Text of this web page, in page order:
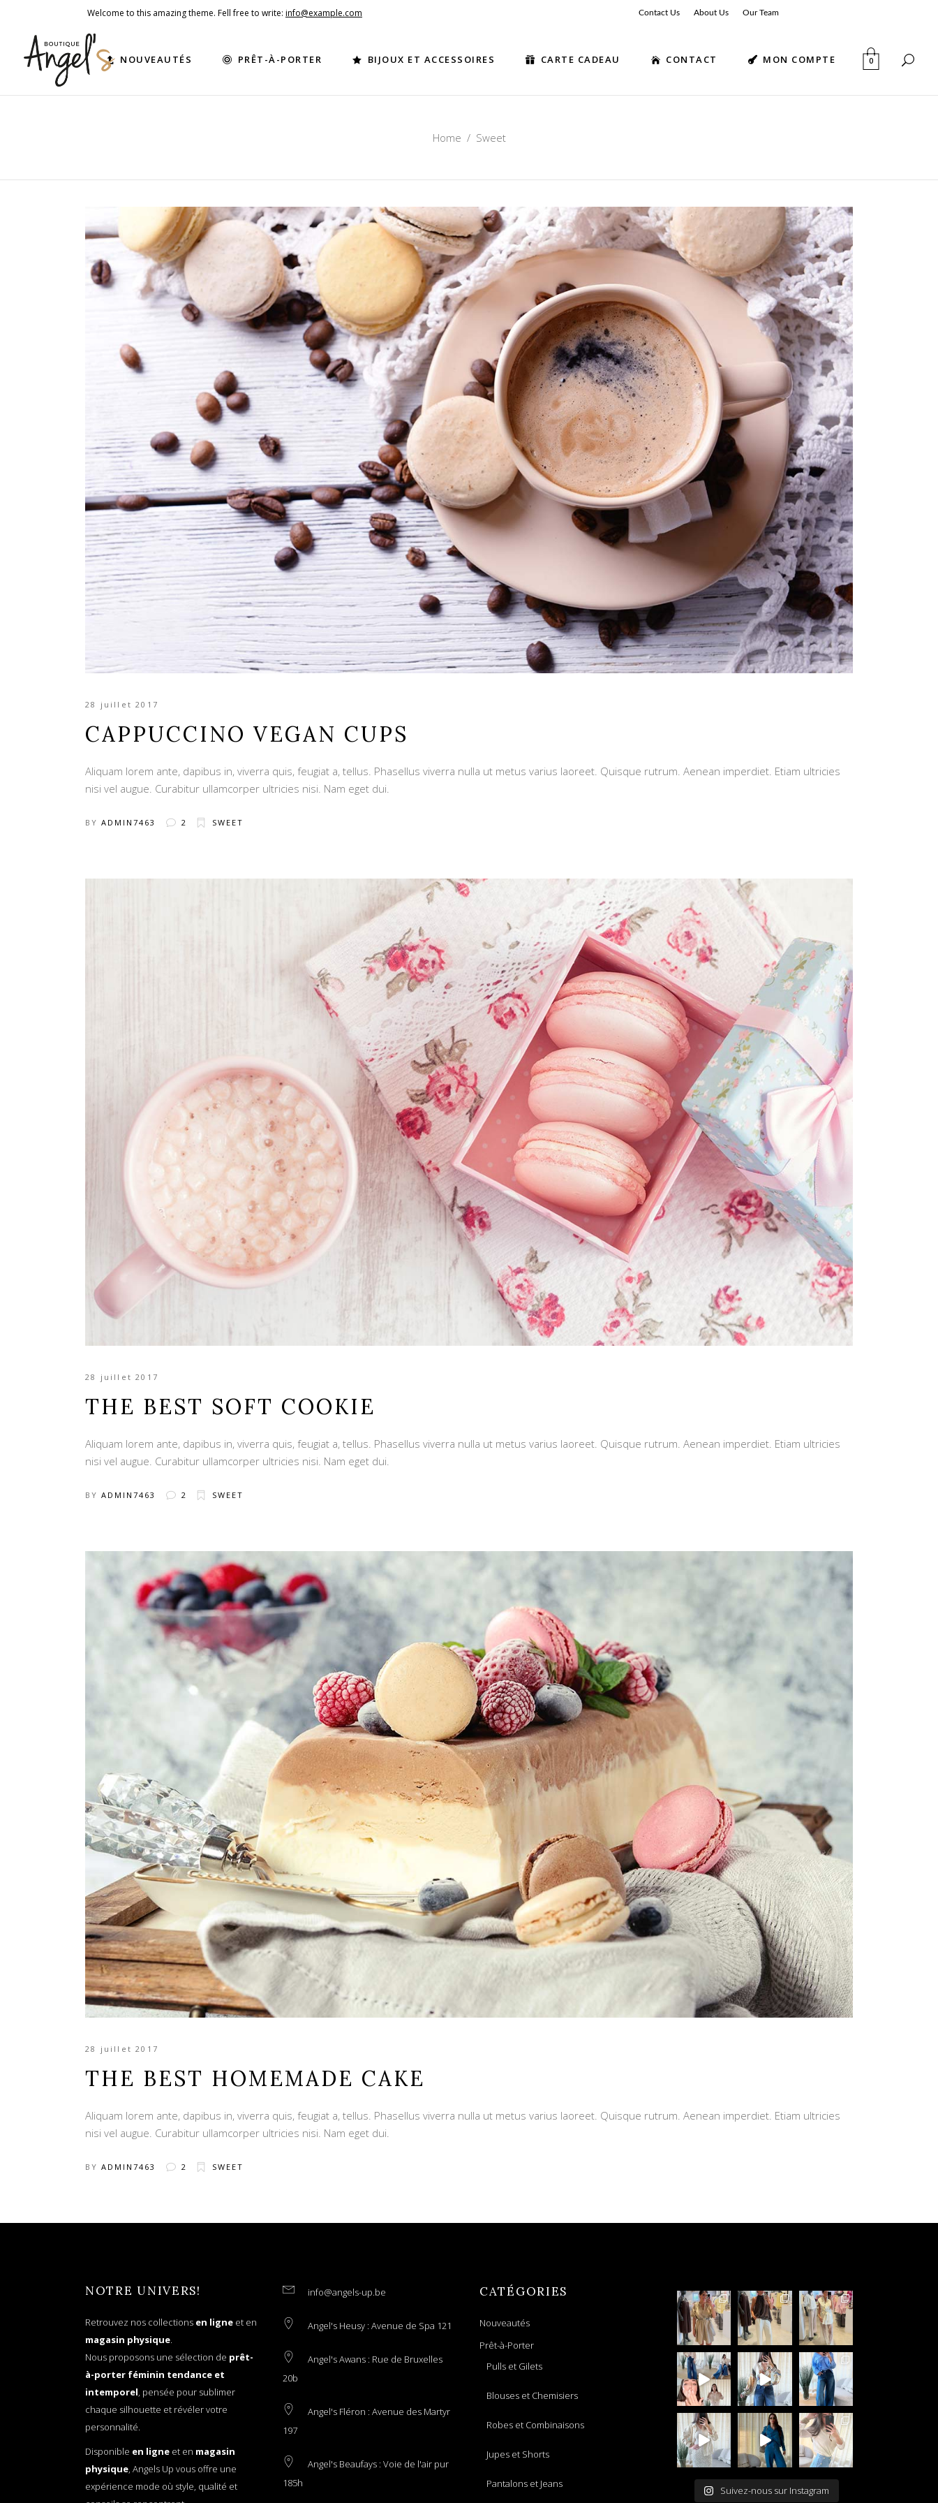
Welcome to this amazing theme. Fell free to write: info@example.com Contact Us About Us Our Team
NOUVEAUTÉS PRÊT-À-PORTER BIJOUX ET ACCESSOIRES CARTE CADEAU CONTACT MON COMPTE 0
Home / Sweet
28 juillet 2017
CAPPUCCINO VEGAN CUPS
Aliquam lorem ante, dapibus in, viverra quis, feugiat a, tellus. Phasellus viverra nulla ut metus varius laoreet. Quisque rutrum. Aenean imperdiet. Etiam ultricies
nisi vel augue. Curabitur ullamcorper ultricies nisi. Nam eget dui.
BY ADMIN7463 2 SWEET
28 juillet 2017
THE BEST SOFT COOKIE
Aliquam lorem ante, dapibus in, viverra quis, feugiat a, tellus. Phasellus viverra nulla ut metus varius laoreet. Quisque rutrum. Aenean imperdiet. Etiam ultricies
nisi vel augue. Curabitur ullamcorper ultricies nisi. Nam eget dui.
BY ADMIN7463 2 SWEET
28 juillet 2017
THE BEST HOMEMADE CAKE
Aliquam lorem ante, dapibus in, viverra quis, feugiat a, tellus. Phasellus viverra nulla ut metus varius laoreet. Quisque rutrum. Aenean imperdiet. Etiam ultricies
nisi vel augue. Curabitur ullamcorper ultricies nisi. Nam eget dui.
BY ADMIN7463 2 SWEET
NOTRE UNIVERS!
Retrouvez nos collections en ligne et en
magasin physique.
Nous proposons une sélection de prêt-
à-porter féminin tendance et
intemporel, pensée pour sublimer
chaque silhouette et révéler votre
personnalité.
Disponible en ligne et en magasin
physique, Angels Up vous offre une
expérience mode où style, qualité et
info@angels-up.be
Angel's Heusy : Avenue de Spa 121
Angel's Awans : Rue de Bruxelles
20b
Angel's Fléron : Avenue des Martyr
197
Angel's Beaufays : Voie de l'air pur
185h
CATÉGORIES
Nouveautés
Prêt-à-Porter
Pulls et Gilets
Blouses et Chemisiers
Robes et Combinaisons
Jupes et Shorts
Pantalons et Jeans
Suivez-nous sur Instagram